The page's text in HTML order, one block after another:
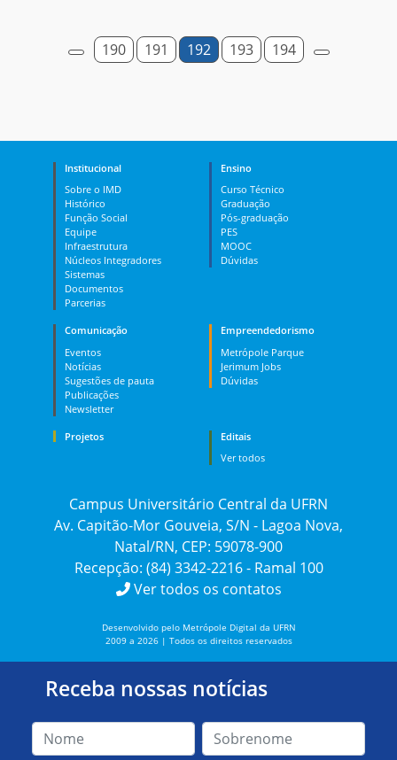
190 191 192 193 194
Institucional
Sobre o IMD
Histórico
Função Social
Equipe
Infraestrutura
Núcleos Integradores
Sistemas
Documentos
Parcerias
Ensino
Curso Técnico
Graduação
Pós-graduação
PES
MOOC
Dúvidas
Comunicação
Eventos
Notícias
Sugestões de pauta
Publicações
Newsletter
Empreendedorismo
Metrópole Parque
Jerimum Jobs
Dúvidas
Projetos
Editais
Ver todos
Campus Universitário Central da UFRN
Av. Capitão-Mor Gouveia, S/N - Lagoa Nova,
Natal/RN, CEP: 59078-900
Recepção: (84) 3342-2216 - Ramal 100
Ver todos os contatos
Desenvolvido pelo Metrópole Digital da UFRN
2009 a 2026 | Todos os direitos reservados
Receba nossas notícias